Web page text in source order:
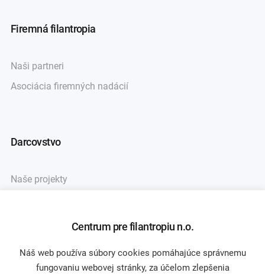
Firemná filantropia
Naši partneri
Asociácia firemných nadácií
Darcovstvo
Naše projekty
Občianska spoločnosť
Centrum pre filantropiu n.o.
Náš web používa súbory cookies pomáhajúce správnemu
fungovaniu webovej stránky, za účelom zlepšenia